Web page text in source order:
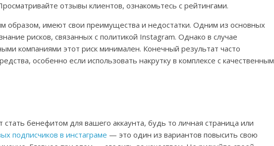
отзывы клиентов, ознакомьтесь с рейтингами.
образом, имеют свои преимущества и недостатки. Одним из основных
рисков, связанных с политикой Instagram. Однако в случае
компаниями этот риск минимален. Конечный результат часто
особенно если использовать накрутку в комплексе с качественным
стать бенефитом для вашего аккаунта, будь то личная страница или
подписчиков в инстаграме — это один из вариантов повысить свою